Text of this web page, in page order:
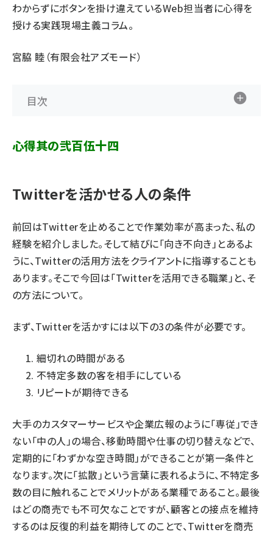
わからずにボタンを掛け違えているWeb担当者に心得を
授ける実践現場主義コラム。
宮脇 睦（有限会社アズモード）
目次
心得其の弐百伍十四
Twitterを活かせる人の条件
前回はTwitterを止めることで作業効率が高まった、私の
経験を紹介しました。そして結びに「向き不向き」とあるよ
うに、Twitterの活用方法をクライアントに指導することも
あります。そこで今回は「Twitterを活用できる職業」と、そ
の方法について。
まず、Twitterを活かすには以下の3の条件が必要です。
細切れの時間がある
不特定多数の客を相手にしている
リピートが期待できる
大手のカスタマーサービスや企業広報のように「専従」でき
ない「中の人」の場合、移動時間や仕事の切り替えなどで、
定期的に「わずかな空き時間」ができることが第一条件と
なります。次に「拡散」という言葉に表れるように、不特定多
数の目に触れることでメリットがある業種であること。最後
はどの商売でも不可欠なことですが、顧客との接点を維持
するのは反復的利益を期待してのことで、Twitterを商売